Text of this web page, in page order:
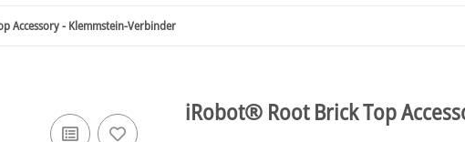
Accessory - Klemmstein-Verbinder
iRobot® Root Brick Top